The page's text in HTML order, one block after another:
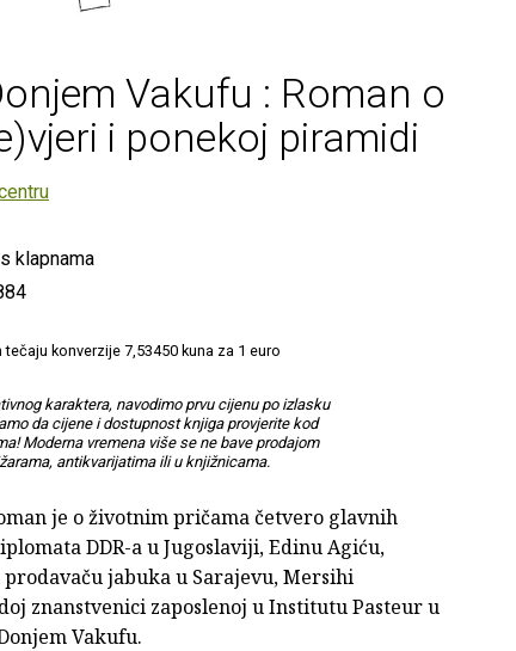
Vakufu : Roman o
i ponekoj piramidi
klapnama
konverzije 7,53450 kuna za 1 euro
karaktera, navodimo prvu cijenu po izlasku
da cijene i dostupnost knjiga provjerite kod
Moderna vremena više se ne bave prodajom
antikvarijatima ili u knjižnicama.
je o životnim pričama četvero glavnih
DDR-a u Jugoslaviji, Edinu Agiću,
jabuka u Sarajevu, Mersihi
znanstvenici zaposlenoj u Institutu Pasteur u
Vakufu.